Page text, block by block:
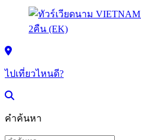
ไปเที่ยวไหนดี?
คำค้นหา